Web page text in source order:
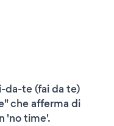
da-te (fai da te)
che afferma di
'no time'.